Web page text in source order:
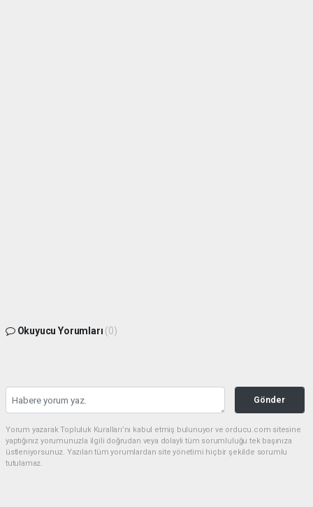
Okuyucu Yorumları (0)
Gönder
Yorum yazarak Topluluk Kuralları’nı kabul etmiş bulunuyor ve orducu.com sitesine
yaptığınız yorumunuzla ilgili doğrudan veya dolaylı tüm sorumluluğu tek başınıza
üstleniyorsunuz. Yazılan tüm yorumlardan site yönetimi hiçbir şekilde sorumlu
tutulamaz.